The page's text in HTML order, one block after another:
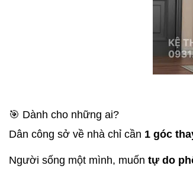
🎯 Dành cho những ai?
Dân công sở về nhà chỉ cần 1 góc
Người sống một mình, muốn tự do